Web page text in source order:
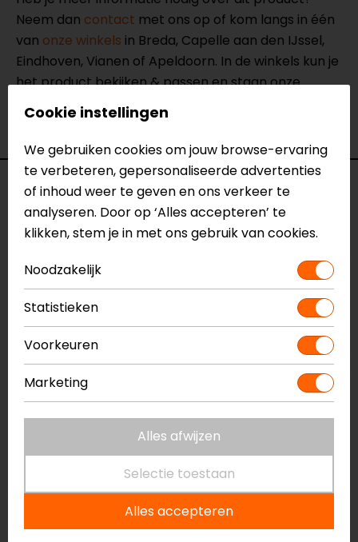
Neem dan contact met ons op of kom langs in één
van onze winkels in Breda, Capelle aan den IJssel,
Eindhoven, Vianen of Apeldoorn. In de winkels kun je
het product bekijken & passen en staan onze
verkoopmedewerkers voor je klaar met advies.
Bekijk onze anderesysteemhelmen.
Specificaties
Naam
RPHA 91 Carbon Noela
Model
Merk
HJC
Kleur
Communicatie
Universeel voorbereid,
Kinbandsluiting
Ratelsluiting
Carbon
Pinlock
Inbegrepen
Touring, Adventure
Cookie instellingen
We gebruiken cookies om jouw browse-ervaring
te verbeteren, gepersonaliseerde advertenties
of inhoud weer te geven en ons verkeer te
analyseren. Door op ‘Alles accepteren’ te
klikken, stem je in met ons gebruik van cookies.
Noodzakelijk
Statistieken
Voorkeuren
Marketing
Alles afwijzen
Selectie toestaan
Alles accepteren